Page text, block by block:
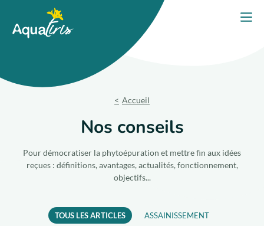
Nos solutions
Nos conseils
Accueil
Nos conseils
Pour démocratiser la phytoépuration et mettre fin aux idées
reçues : définitions, avantages, actualités, fonctionnement,
objectifs...
TOUS LES ARTICLES ASSAINISSEMENT